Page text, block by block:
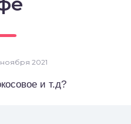
2021
и т.д?